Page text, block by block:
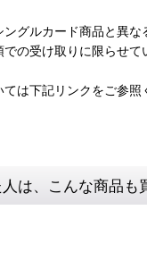
グルカード商品と異な
の受け取りに限らせて
は下記リンクをご参照
は、こんな商品も